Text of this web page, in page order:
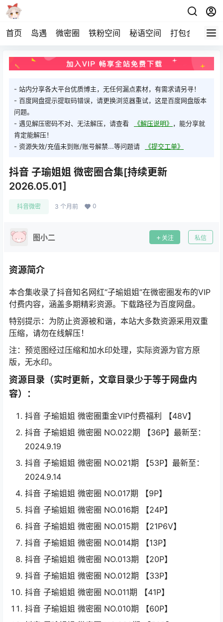
首页 岛遇 微密圈 铁粉空间 秘语空间 打包合集 关
- 站内分享各大平台优质博主，无任何漏点素材，有需求请另寻！
- 百度网盘提示提取码错误，请更换浏览器重试，这是百度网盘版本
问题。
- 遇见解压密码不对、无法解压，请查看
《解压说明》 ，能分享就
肯定能解压！
- 资源失效/充值未到账/账号解禁...等问题请
《提交工单》
抖音 子瑜姐姐 微密圈合集[持续更新
2026.05.01]
抖音微密 3 个月前 0
图小二 关注 私信
资源简介
本合集收录了抖音知名网红“子瑜姐姐”在微密圈发布的VIP
付费内容，涵盖多期精彩资源。下载路径为百度网盘。
特别提示：为防止资源被和谐，本站大多数资源采用双重
压缩，请勿在线解压！
注：预览图经过压缩和加水印处理，实际资源为官方原
版，无水印。
资源目录（实时更新，文章目录少于等于网盘内
容）：
抖音 子瑜姐姐 微密圈重金VIP付费福利 【48V】
抖音 子瑜姐姐 微密圈 NO.022期 【36P】最新至：
2024.9.19
抖音 子瑜姐姐 微密圈 NO.021期 【53P】最新至：
2024.9.14
抖音 子瑜姐姐 微密圈 NO.017期 【9P】
抖音 子瑜姐姐 微密圈 NO.016期 【24P】
抖音 子瑜姐姐 微密圈 NO.015期 【21P6V】
抖音 子瑜姐姐 微密圈 NO.014期 【13P】
抖音 子瑜姐姐 微密圈 NO.013期 【20P】
抖音 子瑜姐姐 微密圈 NO.012期 【33P】
抖音 子瑜姐姐 微密圈 NO.011期 【41P】
抖音 子瑜姐姐 微密圈 NO.010期 【60P】